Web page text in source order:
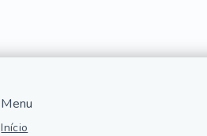
Menu
Início